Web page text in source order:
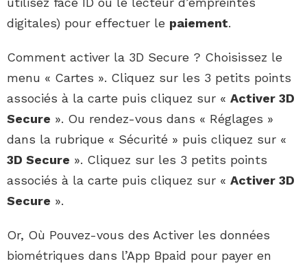
digitales) pour effectuer le paiement.
Comment activer la 3D Secure ? Choisissez le
menu « Cartes ». Cliquez sur les 3 petits points
associés à la carte puis cliquez sur « Activer 3D
Secure ». Ou rendez-vous dans « Réglages »
dans la rubrique « Sécurité » puis cliquez sur «
3D Secure ». Cliquez sur les 3 petits points
associés à la carte puis cliquez sur « Activer 3D
Secure ».
Or, Où Pouvez-vous des Activer les données
biométriques dans l’App Bpaid pour payer en